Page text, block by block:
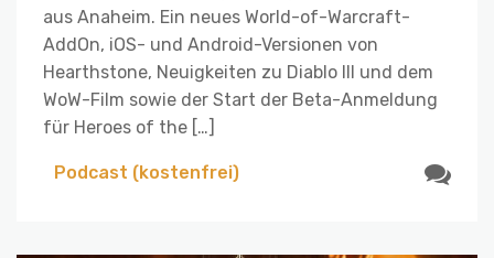
aus Anaheim. Ein neues World-of-Warcraft-
AddOn, iOS- und Android-Versionen von
Hearthstone, Neuigkeiten zu Diablo III und dem
WoW-Film sowie der Start der Beta-Anmeldung
für Heroes of the […]
Podcast (kostenfrei)